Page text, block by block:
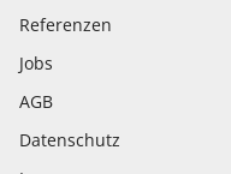
Referenzen
Jobs
AGB
Datenschutz